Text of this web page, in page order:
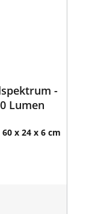
-
Lumen
60 x 24 x 6 cm